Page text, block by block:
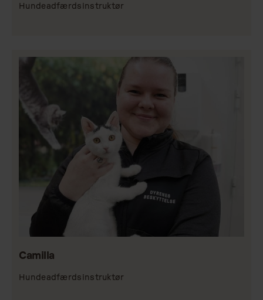
Hundeadfærdsinstruktør
Camilla
Hundeadfærdsinstruktør